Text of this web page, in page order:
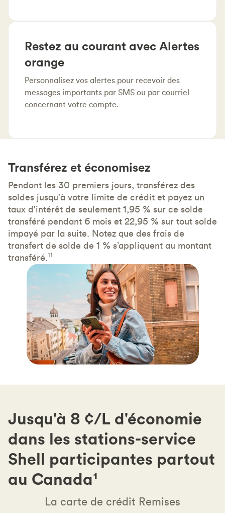
Restez au courant avec Alertes
orange
Personnalisez vos alertes pour recevoir des
messages importants par SMS ou par courriel
concernant votre compte.
Transférez et économisez
Pendant les 30 premiers jours, transférez des
soldes jusqu'à votre limite de crédit et payez un
taux d'intérêt de seulement 1,95 % sur ce solde
transféré pendant 6 mois et 22,95 % sur tout solde
impayé par la suite. Notez que des frais de
transfert de solde de 1 % s’appliquent au montant
transféré.11
Jusqu'à 8 ¢/L d'économie
dans les stations-service
Shell participantes partout
au Canada¹
La carte de crédit Remises